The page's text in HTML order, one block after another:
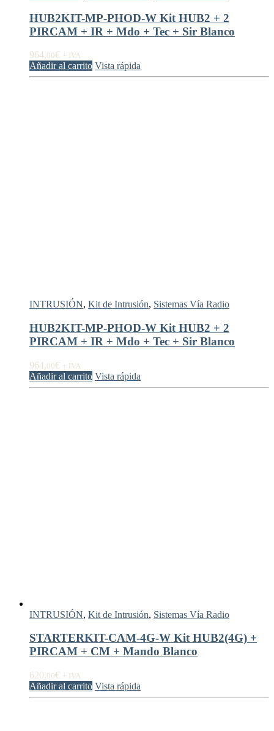
HUB2KIT-MP-PHOD-W Kit HUB2 + 2
PIRCAM + IR + Mdo + Tec + Sir Blanco
964,00€ + IVA
Añadir al carrito Vista rápida
INTRUSIÓN, Kit de Intrusión, Sistemas Vía Radio
HUB2KIT-MP-PHOD-W Kit HUB2 + 2
PIRCAM + IR + Mdo + Tec + Sir Blanco
964,00€ + IVA
Añadir al carrito Vista rápida
INTRUSIÓN, Kit de Intrusión, Sistemas Vía Radio
STARTERKIT-CAM-4G-W Kit HUB2(4G) +
PIRCAM + CM + Mando Blanco
620,00€ + IVA
Añadir al carrito Vista rápida